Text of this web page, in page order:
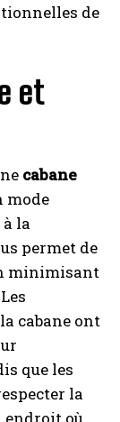
de
et
cabane
mode
la
permet de
minimisant
cabane ont
que les
la